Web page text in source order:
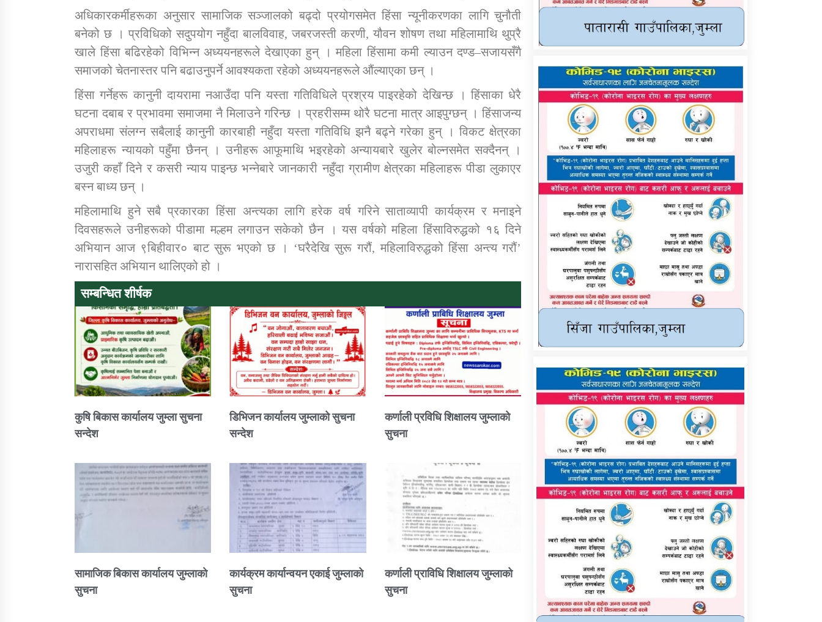
अधिकारकर्मीहरूका अनुसार सामाजिक सञ्जालको बढ्दो प्रयोगसमेत हिंसा न्यूनीकरणका लागि चुनौती
बनेको छ । प्रविधिको सदुपयोग नहुँदा बालविवाह, जबरजस्ती करणी, यौवन शोषण तथा महिलामाथि थुप्रै
खाले हिंसा बढिरहेको विभिन्न अध्ययनहरूले देखाएका हुन् । महिला हिंसामा कमी ल्याउन दण्ड–सजायसँगै
समाजको चेतनास्तर पनि बढाउनुपर्ने आवश्यकता रहेको अध्ययनहरूले औंल्याएका छन् ।
हिंसा गर्नेहरू कानुनी दायरामा नआउँदा पनि यस्ता गतिविधिले प्रश्रय पाइरहेको देखिन्छ । हिंसाका धेरै
घटना दबाब र प्रभावमा समाजमा नै मिलाउने गरिन्छ । प्रहरीसम्म थोरै घटना मात्र आइपुग्छन् । हिंसाजन्य
अपराधमा संलग्न सबैलाई कानुनी कारबाही नहुँदा यस्ता गतिविधि झनै बढ्ने गरेका हुन् । विकट क्षेत्रका
महिलाहरू न्यायको पहुँमा छैनन् । उनीहरू आफूमाथि भइरहेको अन्यायबारे खुलेर बोल्नसमेत सक्दैनन् ।
उजुरी कहाँ दिने र कसरी न्याय पाइन्छ भन्नेबारे जानकारी नहुँदा ग्रामीण क्षेत्रका महिलाहरू पीडा लुकाएर
बस्न बाध्य छन् ।
महिलामाथि हुने सबै प्रकारका हिंसा अन्त्यका लागि हरेक वर्ष गरिने साताव्यापी कार्यक्रम र मनाइने
दिवसहरूले उनीहरूको पीडामा मल्हम लगाउन सकेको छैन । यस वर्षको महिला हिंसाविरुद्धको १६ दिने
अभियान आज ९बिहीवार० बाट सुरू भएको छ । ‘घरैदेखि सुरू गरौं, महिलाविरुद्धको हिंसा अन्त्य गरौं’
नारासहित अभियान थालिएको हो ।
सम्बन्धित शीर्षक
कुषि बिकास कार्यालय जुम्ला सुचना
सन्देश
डिभिजन कार्यालय जुम्लाको सुचना
सन्देश
कर्णाली प्रविधि शिक्षालय जुम्लाको
सुचना
सामाजिक बिकास कार्यालय जुम्लाकाे
सुचना
कार्यक्रम कार्यान्वयन एकाई जुम्लाको
सुचना
कर्णाली प्राविधि शिक्षालय जुम्लाको
सुचना